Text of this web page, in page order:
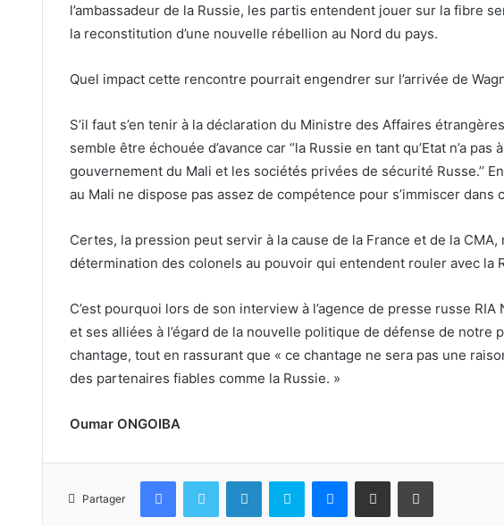
l’ambassadeur de la Russie, les partis entendent jouer sur la fibre
la reconstitution d’une nouvelle rébellion au Nord du pays.
Quel impact cette rencontre pourrait engendrer sur l’arrivée de
S’il faut s’en tenir à la déclaration du Ministre des Affaires
semble être échouée d’avance car ‘’la Russie en tant qu’Etat n’a
gouvernement du Mali et les sociétés privées de sécurité Russe.’’
au Mali ne dispose pas assez de compétence pour s’immiscer dans
Certes, la pression peut servir à la cause de la France et de la
détermination des colonels au pouvoir qui entendent rouler avec la
C’est pourquoi lors de son interview à l’agence de presse russe
et ses alliées à l’égard de la nouvelle politique de défense de notre
chantage, tout en rassurant que « ce chantage ne sera pas une
des partenaires fiables comme la Russie. »
Oumar ONGOIBA
Partager
FacebookTwitter LinkedinSkype Messenger
Partager par email Imprimer